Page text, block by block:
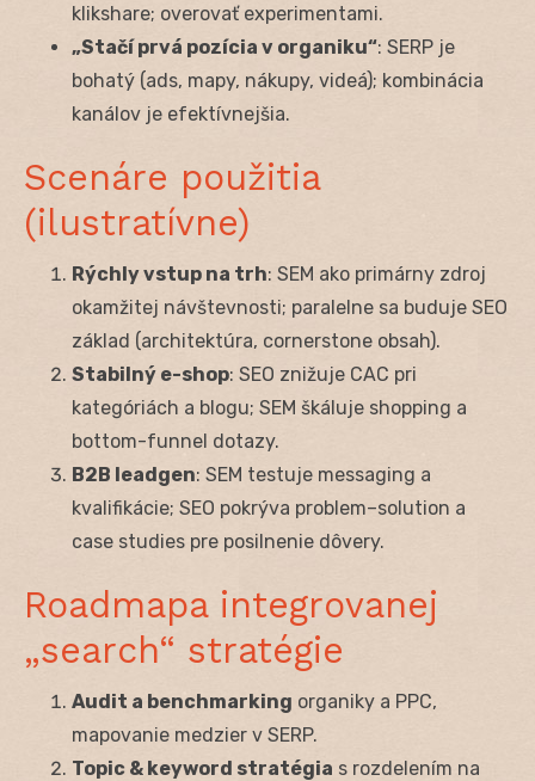
klikshare; overovať experimentami.
„Stačí prvá pozícia v organiku“: SERP je
bohatý (ads, mapy, nákupy, videá); kombinácia
kanálov je efektívnejšia.
Scenáre použitia
(ilustratívne)
Rýchly vstup na trh: SEM ako primárny zdroj
okamžitej návštevnosti; paralelne sa buduje SEO
základ (architektúra, cornerstone obsah).
Stabilný e-shop: SEO znižuje CAC pri
kategóriách a blogu; SEM škáluje shopping a
bottom-funnel dotazy.
B2B leadgen: SEM testuje messaging a
kvalifikácie; SEO pokrýva problem–solution a
case studies pre posilnenie dôvery.
Roadmapa integrovanej
„search“ stratégie
Audit a benchmarking organiky a PPC,
mapovanie medzier v SERP.
Topic & keyword stratégia s rozdelením na